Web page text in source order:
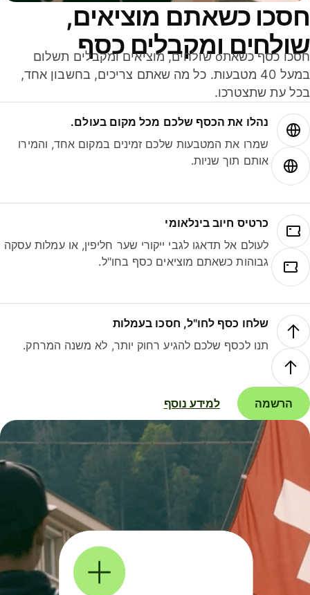
כשאתם מוציאים,
ומקבלים כסף
חסכו כסף כשאתo שולחים, מוציאים ומקבלים תשלום
במעל 40 מטבעות. כל מה שאתם צריכים, בחשבון אחד,
עת שתצטרכו.
נהלו את הכסף שלכם מכל מקום בעולם.
שמרו את המטבעות שלכם זמינים במקום אחד, והמירו
אותם תוך שניות.
כרטיס חיוב בינלאומי
לעולם אל תדאגו לגבי ייקורי שער חליפין, או עמלות עסקה
גבוהות כשאתם מוציאים כסף בחו"ל.
שלחו כסף לחו"ל, חסכו בעמלות
תנו לכסף שלכם להגיע רחוק יותר, לא משנה המרחק.
הרשמה למידע נוסף